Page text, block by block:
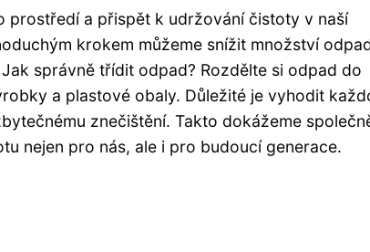
prostředí a přispět k udržování čistoty v naší
krokem můžeme snížit množství
správně třídit odpad? Rozdělte si odpad do
a plastové obaly. Důležité je vyhodit
znečištění. Takto dokážeme
nejen pro nás, ale i pro budoucí generace.